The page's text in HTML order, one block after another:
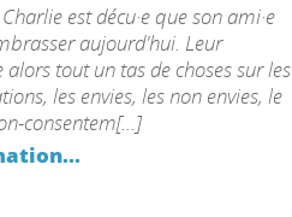
est décu·e que son ami·e
aujourd'hui. Leur
tout un tas de choses sur les
les envies, les non envies, le
consentem[...]